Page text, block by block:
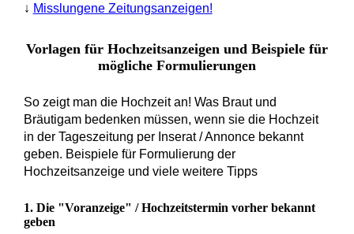
↓ Misslungene Zeitungsanzeigen!
Vorlagen für Hochzeitsanzeigen und Beispiele für
mögliche Formulierungen
So zeigt man die Hochzeit an! Was Braut und
Bräutigam bedenken müssen, wenn sie die Hochzeit
in der Tageszeitung per Inserat / Annonce bekannt
geben. Beispiele für Formulierung der
Hochzeitsanzeige und viele weitere Tipps
1. Die "Voranzeige" / Hochzeitstermin vorher bekannt
geben